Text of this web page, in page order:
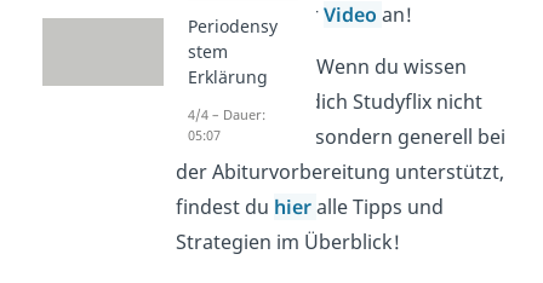
schau dir unserVideo an!
Gut zu wissen:
Wenn du wissen
möchtest, wie dich Studyflix nicht
nur im Bio-Abi, sondern generell bei
der Abiturvorbereitung unterstützt,
findest du hieralle Tipps und
Strategien im Überblick!
Periodensy
stem
Erklärung
4/4 – Dauer:
05:07